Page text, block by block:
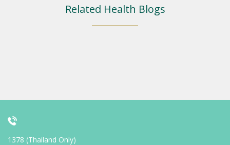
Related Health Blogs
1378 (Thailand Only)